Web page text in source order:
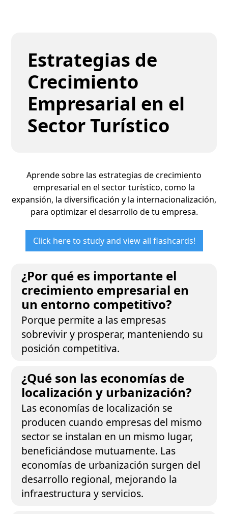
Estrategias de
Crecimiento
Empresarial en el
Sector Turístico
Aprende sobre las estrategias de crecimiento
empresarial en el sector turístico, como la
expansión, la diversificación y la internacionalización,
para optimizar el desarrollo de tu empresa.
Click here to study and view all flashcards!
¿Por qué es importante el
crecimiento empresarial en
un entorno competitivo?
Porque permite a las empresas
sobrevivir y prosperar, manteniendo su
posición competitiva.
¿Qué son las economías de
localización y urbanización?
Las economías de localización se
producen cuando empresas del mismo
sector se instalan en un mismo lugar,
beneficiándose mutuamente. Las
economías de urbanización surgen del
desarrollo regional, mejorando la
infraestructura y servicios.